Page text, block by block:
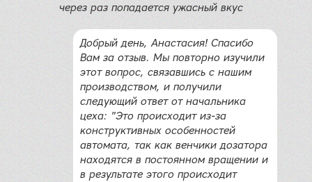
через раз попадается ужасный вкус
Добрый день, Анастасия! Спасибо
Вам за отзыв. Мы повторно изучили
этот вопрос, связавшись с нашим
производством, и получили
следующий ответ от начальника
цеха: "Это происходит из-за
конструктивных особенностей
автомата, так как венчики дозатора
находятся в постоянном вращении и
в результате этого происходит